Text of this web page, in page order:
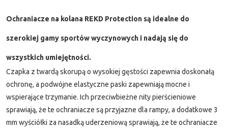
Ochraniacze na kolana REKD Protection są idealne do
szerokiej gamy sportów wyczynowych i nadają się do
wszystkich umiejętności.
Czapka z twardą skorupą o wysokiej gęstości zapewnia doskonałą
ochronę, a podwójne elastyczne paski zapewniają mocne i
wspierające trzymanie. Ich przeciwbieżne nity pierścieniowe
sprawiają, że te ochraniacze są przyjazne dla rampy, a dodatkowe 3
mm wyściółki za nasadką uderzeniową sprawiają, że te ochraniacze